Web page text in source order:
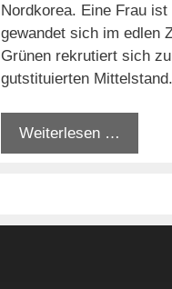
Nordkorea. Eine Frau
gewandet sich im edlen
Grünen rekrutiert sich
gutstituierten Mittelstand.
Weiterlesen …